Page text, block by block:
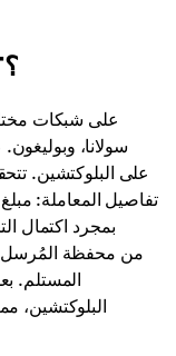
كيف تتم عملية تحويل USDT؟
سولانا،
على البلوكتشين.
تفاصيل المعاملة:
بمجرد اكتمال
المستلم.
البلوكتشين،